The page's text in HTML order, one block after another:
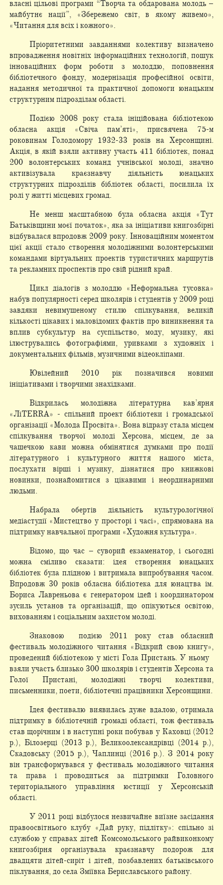
власні цільові програми “Творча та обдарована молодь –
майбутнє нації”, «Збережемо світ, в якому живемо»,
«Читання для всіх і кожного».
Пріоритетними завданнями колективу визначено
впровадження новітніх інформаційних технологій, пошук
інноваційних форм роботи з молоддю, поповнення
бібліотечного фонду, модернізація професійної освіти,
надання методичної та практичної допомоги юнацьким
структурним підрозділам області.
Подією 2008 року стала ініційована бібліотекою
обласна акція «Свіча пам’яті», присвячена 75-м
роковинам Голодомору 1932-33 років на Херсонщині.
Акція, в якій взяли активну участь 411 бібліотек, понад
200 волонтерських команд учнівської молоді, значно
активізувала краєзнавчу діяльність юнацьких
структурних підрозділів бібліотек області, посилила їх
ролі у житті місцевих громад.
Не менш масштабною була обласна акція «Тут
Батьківщини моєї початок», яка за ініціативи книгозбірні
відбувалася впродовж 2009 року. Інноваційним моментом
цієї акції стало створення молодіжними волонтерськими
командами віртуальних проектів туристичних маршрутів
та рекламних проспектів про свій рідний край.
Цикл діалогів з молоддю «Неформальна тусовка»
набув популярності серед школярів і студентів у 2009 році
завдяки невимушеному стилю спілкування, великій
кількості цікавих і маловідомих фактів про виникнення та
вплив субкультур на суспільство, моду, музику, які
ілюструвались фотографіями, уривками з художніх і
документальних фільмів, музичними відеокліпами.
Ювілейний 2010 рік позначився новими
ініціативами і творчими знахідками.
Відкрилась молодіжна літературна кав’ярня
«ЛіTERRA» - спільний проект бібліотеки і громадської
організації «Молода Просвіта». Вона відразу стала місцем
спілкування творчої молоді Херсона, місцем, де за
чашечкою кави можна обмінятися думками про події
літературного і культурного життя нашого міста,
послухати вірші і музику, дізнатися про книжкові
новинки, познайомитися з цікавими і неординарними
людьми.
Набрала обертів діяльність культурологічної
медіастудії «Мистецтво у просторі і часі», спрямована на
підтримку навчальної програми «Художня культура».
Відомо, що час – суворий екзаменатор, і сьогодні
можна сміливо сказати: ідея створення юнацьких
бібліотек була плідною і витримала випробування часом.
Впродовж 30 років обласна бібліотека для юнацтва ім.
Бориса Лавреньова є генератором ідей і координатором
зусиль установ та організацій, що опікуються освітою,
вихованням і соціальним захистом молоді.
Знаковою подією 2011 року став обласний
фестиваль молодіжного читання «Відкрий свою книгу»,
проведений бібліотекою у місті Гола Пристань. У ньому
взяли участь близько 300 школярів і студентів Херсона та
Голої Пристані, молодіжні творчі колективи,
письменники, поети, бібліотечні працівники Херсонщини.
Ідея фестивалю виявилась дуже вдалою, отримала
підтримку в бібліотечній громаді області, тож фестиваль
став щорічним і в наступні роки побував у Каховці (2012
р.), Білозерці (2013 р.), Великоолександрівці (2014 р.),
Скадовську (2015 р.), Чаплинці (2016 р.). З 2014 року
він трансформувався у фестиваль молодіжного читання
та права і проводиться за підтримки Головного
територіального управління юстиції у Херсонській
області.
У 2011 році відбулося незвичайне виїзне засідання
правоосвітнього клубу «Дай руку, підлітку»: спільно зі
службою у справах дітей Комсомольського райвиконкому
книгозбірня організувала краєзнавчу подорож для
двадцяти дітей-сиріт і дітей, позбавлених батьківського
піклування, до села Зміївка Бериславського району.